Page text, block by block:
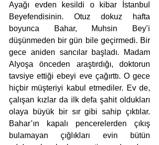
Ayağı evden kesildi o kibar İstanbul
Beyefendisinin. Otuz dokuz hafta
boyunca Bahar, Muhsin Bey’i
düşünmeden bir gün bile geçirmedi. Bir
gece aniden sancılar başladı. Madam
Alyoşa önceden araştırdığı, doktorun
tavsiye ettiği ebeyi eve çağırttı. O gece
hiçbir müşteriyi kabul etmediler. Ev de,
çalışan kızlar da ilk defa şahit oldukları
olaya büyük bir sır gibi sahip çıktılar.
Bahar’ın kapalı pencerelerden çıkış
bulamayan çığlıkları evin bütün